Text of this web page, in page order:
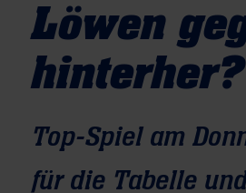
Löwen
hinterher?
Top-Spiel am
für die Tabelle